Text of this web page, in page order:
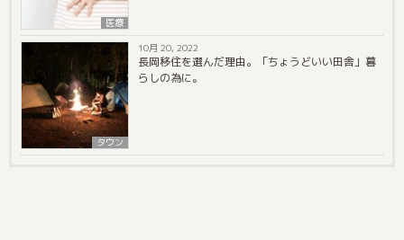
医療
タウン
10月 20, 2022
長岡移住を選んだ理由。「ちょうどいい田舎」暮
らしの為に。